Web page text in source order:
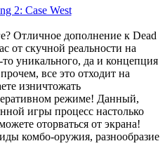
Отличное дополнение к Dead
от скучной реальности на
то уникального, да и концепция
все это отходит на
изничтожать
режиме! Данный,
игры процесс настолько
оторваться от экрана!
комбо-оружия, разнообразие